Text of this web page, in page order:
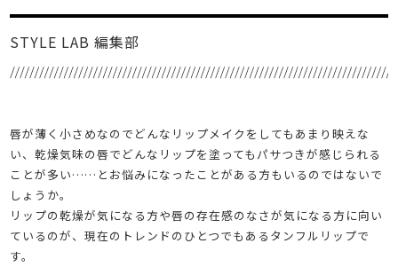
STYLE LAB 編集部
唇が薄く小さめなのでどんなリップメイクをしてもあまり映えな
い、乾燥気味の唇でどんなリップを塗ってもパサつきが感じられる
ことが多い……とお悩みになったことがある方もいるのではないで
しょうか。
リップの乾燥が気になる方や唇の存在感のなさが気になる方に向い
ているのが、現在のトレンドのひとつでもあるタンフルリップで
す。